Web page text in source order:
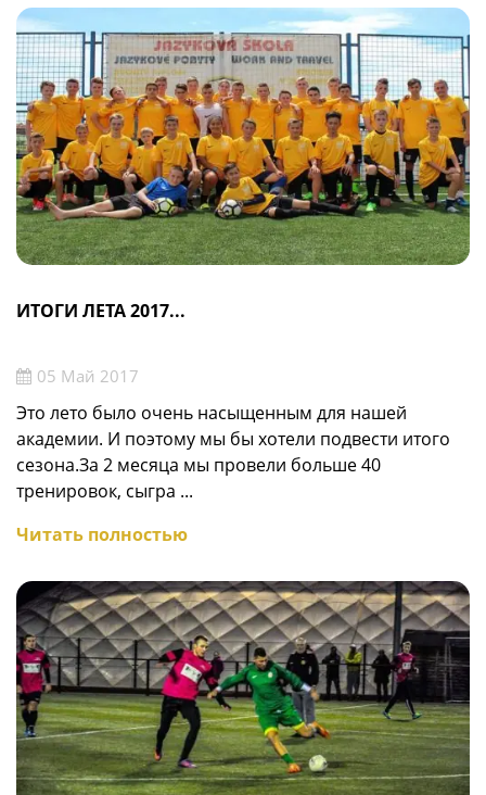
ИТОГИ ЛЕТА 2017...
05 Май 2017
Это лето было очень насыщенным для нашей
академии. И поэтому мы бы хотели подвести итого
сезона.За 2 месяца мы провели больше 40
тренировок, сыгра ...
Читать полностью